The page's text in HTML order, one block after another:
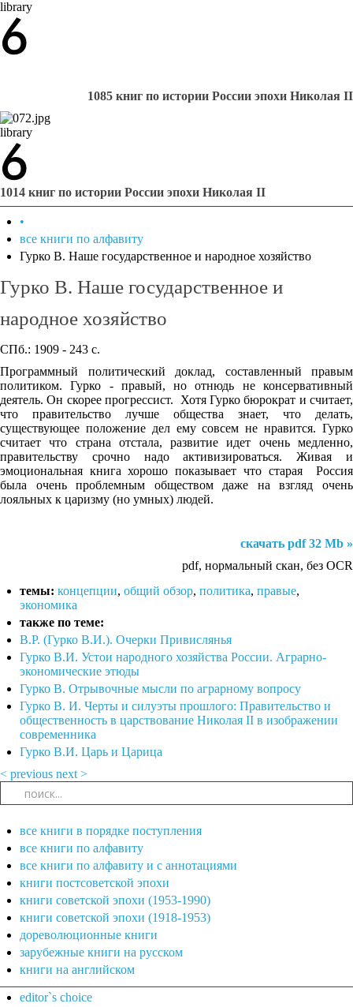
library
1085 книг по истории России эпохи Николая II
library
1014 книг по истории России эпохи Николая II
•
все книги по алфавиту
Гурко В. Наше государственное и народное хозяйство
Гурко В. Наше государственное и
народное хозяйство
СПб.: 1909 - 243 с.
Программный политический доклад, составленный правым
политиком. Гурко - правый, но отнюдь не консервативный
деятель. Он скорее прогрессист. Хотя Гурко бюрократ и считает,
что правительство лучше общества знает, что делать,
существующее положение дел ему совсем не нравится. Гурко
считает что страна отстала, развитие идет очень медленно,
правительству срочно надо активизироваться. Живая и
эмоциональная книга хорошо показывает что старая Россия
была очень проблемным обществом даже на взгляд очень
лояльных к царизму (но умных) людей.
скачать pdf 32 Mb »
pdf, нормальный скан, без OCR
темы: концепции, общий обзор, политика, правые,
экономика
также по теме:
В.Р. (Гурко В.И.). Очерки Привислянья
Гурко В.И. Устои народного хозяйства России. Аграрно-
экономические этюды
Гурко В. Отрывочные мысли по аграрному вопросу
Гурко В. И. Черты и силуэты прошлого: Правительство и
общественность в царствование Николая II в изображении
современника
Гурко В.И. Царь и Царица
< previous next >
все книги в порядке поступления
все книги по алфавиту
все книги по алфавиту и с аннотациями
книги постсоветской эпохи
книги советской эпохи (1953-1990)
книги советской эпохи (1918-1953)
дореволюционные книги
зарубежные книги на русском
книги на английском
editor`s choice